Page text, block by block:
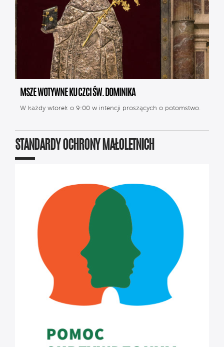
MSZE WOTYWNE KU CZCI ŚW. DOMINIKA
W każdy wtorek o 9:00 w intencji proszących o potomstwo.
STANDARDY OCHRONY MAŁOLETNICH